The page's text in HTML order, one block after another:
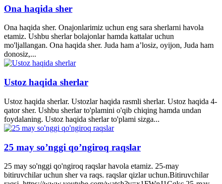
Ona haqida sher
Ona haqida sher. Onajonlarimiz uchun eng sara sherlarni havola
etamiz. Ushbu sherlar bolajonlar hamda kattalar uchun
mo'ljallangan. Ona haqida sher. Juda ham a’losiz, oyijon, Juda ham
donosiz,...
Ustoz haqida sherlar
Ustoz haqida sherlar. Ustozlar haqida rasmli sherlar. Ustoz haqida 4-
qator sher. Ushbu sherlar to'plamini o'qib chiqing hamda undan
foydalaning. Ustoz haqida sherlar to'plami sizga...
25 may so’nggi qo’ngiroq raqslar
25 may so'nggi qo'ngiroq raqslar havola etamiz. 25-may
bitiruvchilar uchun sher va raqs. raqslar qizlar uchun.Bitiruvchilar